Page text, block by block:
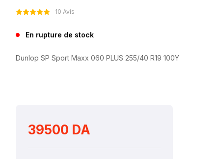
10 Avis
En rupture de stock
Dunlop SP Sport Maxx 060 PLUS 255/40 R19 100Y
39500 DA